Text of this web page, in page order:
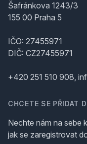
Šafránkova 1243/3
155 00 Praha 5
IČO: 27455971
DIČ: CZ27455971
+420 251 510 908,
CHCETE SE PŘIDAT
Nechte nám na sebe
jak se zaregistrovat